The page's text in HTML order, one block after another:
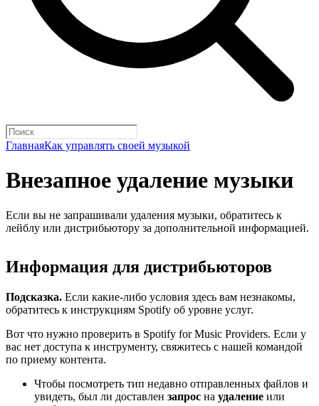
ГлавнаяКак управлять своей музыкой
Внезапное удаление музыки
Если вы не запрашивали удаления музыки, обратитесь к
лейблу или дистрибьютору за дополнительной информацией.
Информация для дистрибьюторов
Подсказка. Если какие-либо условия здесь вам незнакомы,
обратитесь к инструкциям Spotify об уровне услуг.
Вот что нужно проверить в Spotify for Music Providers. Если у
вас нет доступа к инструменту, свяжитесь с нашей командой
по приему контента.
Чтобы посмотреть тип недавно отправленных файлов и
увидеть, был ли доставлен запрос на удаление или